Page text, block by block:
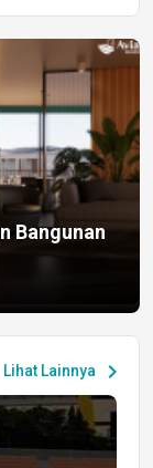
Bangunan
Lihat Lainnya chevron_right